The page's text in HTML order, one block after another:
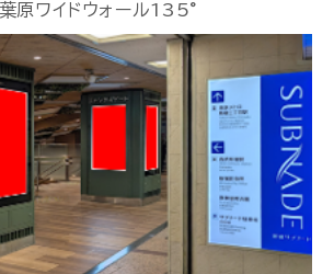
原ワイドウォール135°